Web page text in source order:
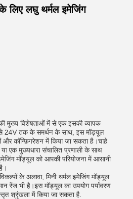
लिए लघु थर्मल इमेजिंग
मुख्य विशेषताओं में से एक इसकी व्यापक
24V तक के समर्थन के साथ, इस मॉड्यूल
और कॉन्फ़िगरेशन में किया जा सकता है।चाहे
एक मुख्यधारा संचालित प्रणाली के साथ
मॉड्यूल को आपकी परियोजना में आसानी
के अलावा, मिनी थर्मल इमेजिंग मॉड्यूल
रेंज भी है।इस मॉड्यूल का उपयोग पर्यावरण
श्रृंखला में किया जा सकता है.